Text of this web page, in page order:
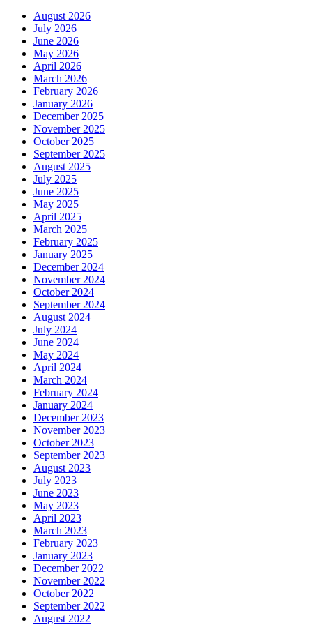
August 2026
July 2026
June 2026
May 2026
April 2026
March 2026
February 2026
January 2026
December 2025
November 2025
October 2025
September 2025
August 2025
July 2025
June 2025
May 2025
April 2025
March 2025
February 2025
January 2025
December 2024
November 2024
October 2024
September 2024
August 2024
July 2024
June 2024
May 2024
April 2024
March 2024
February 2024
January 2024
December 2023
November 2023
October 2023
September 2023
August 2023
July 2023
June 2023
May 2023
April 2023
March 2023
February 2023
January 2023
December 2022
November 2022
October 2022
September 2022
August 2022